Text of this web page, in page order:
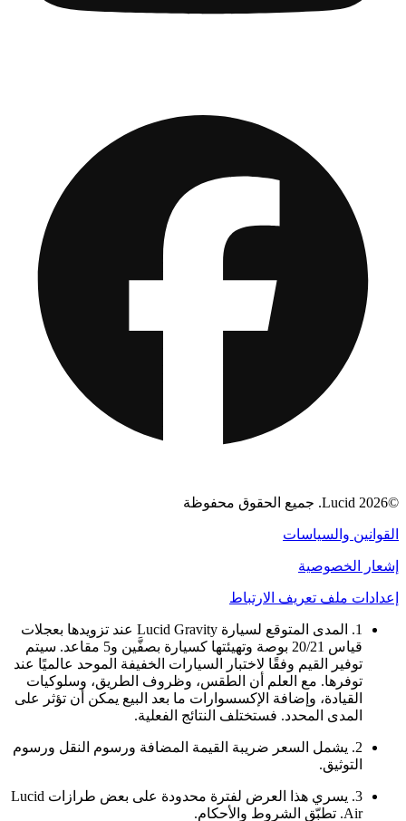
©2026 Lucid. جميع الحقوق محفوظة
القوانين والسياسات
إشعار الخصوصية
إعدادات ملف تعريف الارتباط
1. المدى المتوقع لسيارة Lucid Gravity عند تزويدها بعجلات
قياس 20/21 بوصة وتهيئتها كسيارة بصفَّين و5 مقاعد. سيتم
توفير القيم وفقًا لاختبار السيارات الخفيفة الموحد عالميًا عند
توفرها. مع العلم أن الطقس، وظروف الطريق، وسلوكيات
القيادة، وإضافة الإكسسوارات ما بعد البيع يمكن أن تؤثر على
المدى المحدد. فستختلف النتائج الفعلية.
2. يشمل السعر ضريبة القيمة المضافة ورسوم النقل ورسوم
التوثيق.
3. يسري هذا العرض لفترة محدودة على بعض طرازات Lucid
Air. تطبّق الشروط والأحكام.